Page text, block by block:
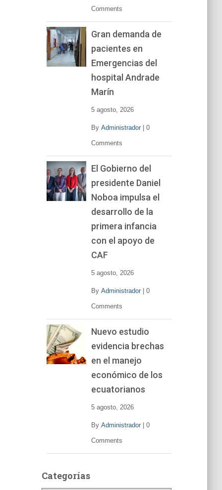
Comments
Gran demanda de
pacientes en
Emergencias del
hospital Andrade
Marín
5 agosto, 2026
By Administrador| 0
Comments
El Gobierno del
presidente Daniel
Noboa impulsa el
desarrollo de la
primera infancia
con el apoyo de
CAF
5 agosto, 2026
By Administrador| 0
Comments
Nuevo estudio
evidencia brechas
en el manejo
económico de los
ecuatorianos
5 agosto, 2026
By Administrador| 0
Comments
Categorías